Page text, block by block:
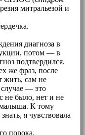
митральезой и
диагноза в
потом — в
подтвердился.
же фраз, после
жить, сам не
— это
не было, нет и не
малыша. К тому
я чувствовала
порока,